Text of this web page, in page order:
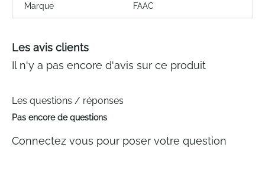
Marque FAAC
Les avis clients
Il n'y a pas encore d'avis sur ce produit
Les questions / réponses
Pas encore de questions
Connectez vous pour poser votre question